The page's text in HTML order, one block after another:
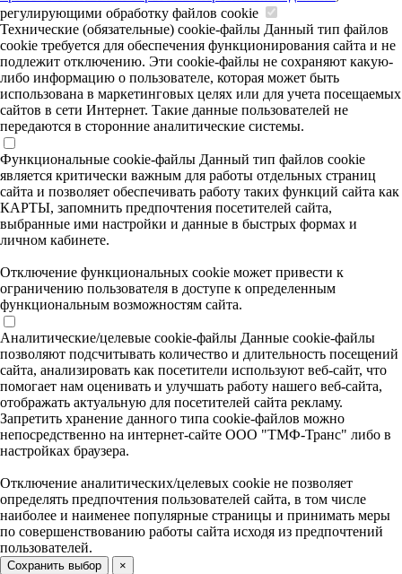
регулирующими обработку файлов cookie
Технические (обязательные) cookie-файлы Данный тип файлов
cookie требуется для обеспечения функционирования сайта и не
подлежит отключению. Эти сookie-файлы не сохраняют какую-
либо информацию о пользователе, которая может быть
использована в маркетинговых целях или для учета посещаемых
сайтов в сети Интернет. Такие данные пользователей не
передаются в сторонние аналитические системы.
Функциональные cookie-файлы Данный тип файлов cookie
является критически важным для работы отдельных страниц
сайта и позволяет обеспечивать работу таких функций сайта как
КАРТЫ, запомнить предпочтения посетителей сайта,
выбранные ими настройки и данные в быстрых формах и
личном кабинете.
Отключение функциональных cookie может привести к
ограничению пользователя в доступе к определенным
функциональным возможностям сайта.
Аналитические/целевые cookie-файлы Данные cookie-файлы
позволяют подсчитывать количество и длительность посещений
сайта, анализировать как посетители используют веб-сайт, что
помогает нам оценивать и улучшать работу нашего веб-сайта,
отображать актуальную для посетителей сайта рекламу.
Запретить хранение данного типа cookie-файлов можно
непосредственно на интернет-сайте ООО "ТМФ-Транс" либо в
настройках браузера.
Отключение аналитических/целевых cookie не позволяет
определять предпочтения пользователей сайта, в том числе
наиболее и наименее популярные страницы и принимать меры
по совершенствованию работы сайта исходя из предпочтений
пользователей.
Сохранить выбор ×